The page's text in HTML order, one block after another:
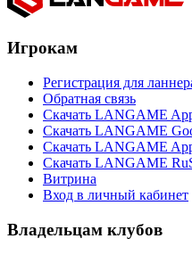
Игрокам
Регистрация для
Обратная связь
Скачать LANGAME
Скачать LANGAME
Скачать LANGAME
Скачать LANGAME
Витрина
Вход в личный кабинет
Владельцам клубов